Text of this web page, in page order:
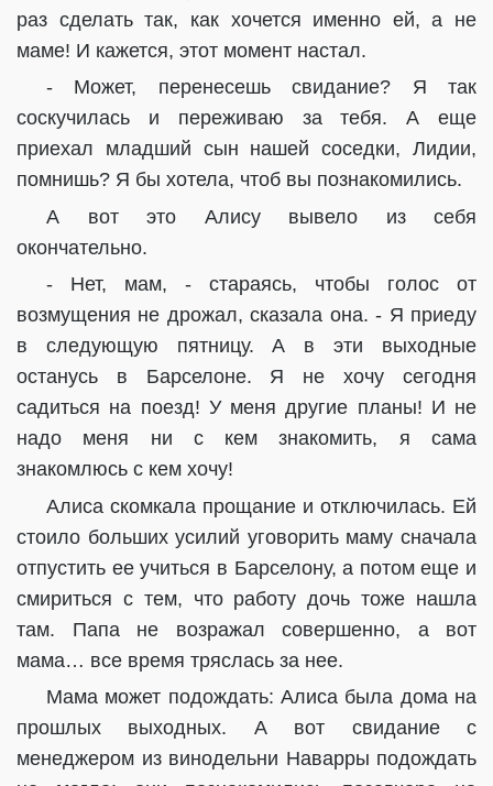
раз сделать так, как хочется именно ей, а не
маме! И кажется, этот момент настал.
- Может, перенесешь свидание? Я так
соскучилась и переживаю за тебя. А еще
приехал младший сын нашей соседки, Лидии,
помнишь? Я бы хотела, чтоб вы познакомились.
А вот это Алису вывело из себя
окончательно.
- Нет, мам, - стараясь, чтобы голос от
возмущения не дрожал, сказала она. - Я приеду
в следующую пятницу. А в эти выходные
останусь в Барселоне. Я не хочу сегодня
садиться на поезд! У меня другие планы! И не
надо меня ни с кем знакомить, я сама
знакомлюсь с кем хочу!
Алиса скомкала прощание и отключилась. Ей
стоило больших усилий уговорить маму сначала
отпустить ее учиться в Барселону, а потом еще и
смириться с тем, что работу дочь тоже нашла
там. Папа не возражал совершенно, а вот
мама… все время тряслась за нее.
Мама может подождать: Алиса была дома на
прошлых выходных. А вот свидание с
менеджером из винодельни Наварры подождать